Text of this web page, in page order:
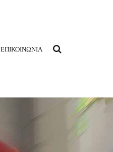
ΕΠΙΚΟΙΝΩΝΙΑ